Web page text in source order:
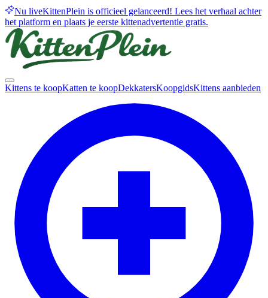
Nu liveKittenPlein is officieel gelanceerd! Lees het verhaal achter
het platform en plaats je eerste kittenadvertentie gratis.
Kittens te koopKatten te koopDekkatersKoopgidsKittens aanbieden